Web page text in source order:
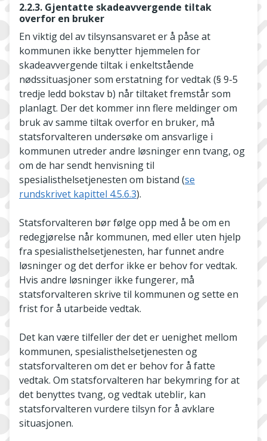
2.2.3. Gjentatte skadeavvergende tiltak
overfor en bruker
En viktig del av tilsynsansvaret er å påse at
kommunen ikke benytter hjemmelen for
skadeavvergende tiltak i enkeltstående
nødssituasjoner som erstatning for vedtak (§ 9-5
tredje ledd bokstav b) når tiltaket fremstår som
planlagt. Der det kommer inn flere meldinger om
bruk av samme tiltak overfor en bruker, må
statsforvalteren undersøke om ansvarlige i
kommunen utreder andre løsninger enn tvang, og
om de har sendt henvisning til
spesialisthelsetjenesten om bistand (se
rundskrivet kapittel 4.5.6.3).
Statsforvalteren bør følge opp med å be om en
redegjørelse når kommunen, med eller uten hjelp
fra spesialisthelsetjenesten, har funnet andre
løsninger og det derfor ikke er behov for vedtak.
Hvis andre løsninger ikke fungerer, må
statsforvalteren skrive til kommunen og sette en
frist for å utarbeide vedtak.
Det kan være tilfeller der det er uenighet mellom
kommunen, spesialisthelsetjenesten og
statsforvalteren om det er behov for å fatte
vedtak. Om statsforvalteren har bekymring for at
det benyttes tvang, og vedtak uteblir, kan
statsforvalteren vurdere tilsyn for å avklare
situasjonen.